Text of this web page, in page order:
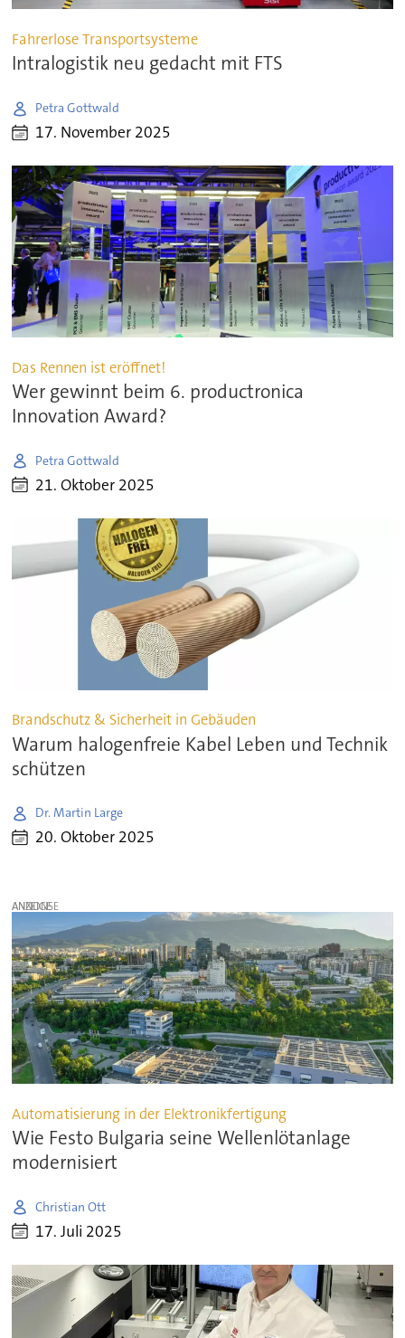
Fahrerlose Transportsysteme
Intralogistik neu gedacht mit FTS
Petra Gottwald
17. November 2025
Das Rennen ist eröffnet!
Wer gewinnt beim 6. productronica
Innovation Award?
Petra Gottwald
21. Oktober 2025
Brandschutz & Sicherheit in Gebäuden
Warum halogenfreie Kabel Leben und Technik
schützen
Dr. Martin Large
20. Oktober 2025
ANZEIGE
Automatisierung in der Elektronikfertigung
Wie Festo Bulgaria seine Wellenlötanlage
modernisiert
Christian Ott
17. Juli 2025